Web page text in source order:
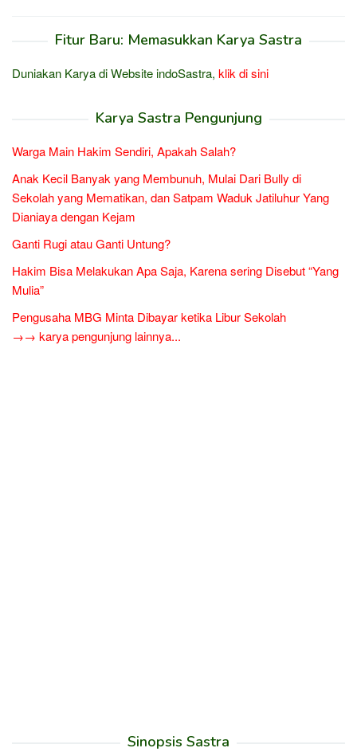
Fitur Baru: Memasukkan Karya Sastra
Duniakan Karya di Website indoSastra, klik di sini
Karya Sastra Pengunjung
Warga Main Hakim Sendiri, Apakah Salah?
Anak Kecil Banyak yang Membunuh, Mulai Dari Bully di
Sekolah yang Mematikan, dan Satpam Waduk Jatiluhur Yang
Dianiaya dengan Kejam
Ganti Rugi atau Ganti Untung?
Hakim Bisa Melakukan Apa Saja, Karena sering Disebut “Yang
Mulia”
Pengusaha MBG Minta Dibayar ketika Libur Sekolah
→→ karya pengunjung lainnya...
Sinopsis Sastra